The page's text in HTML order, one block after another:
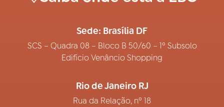
Sede: Brasília DF
SCS – Quadra 08 – Bloco B 50/60 – 1º Subsolo
Edifício Venâncio Shopping
Rio de Janeiro RJ
Rua da Relação, nº 18